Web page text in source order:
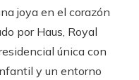
joya en el corazón
por Haus, Royal
única con
y un entorno